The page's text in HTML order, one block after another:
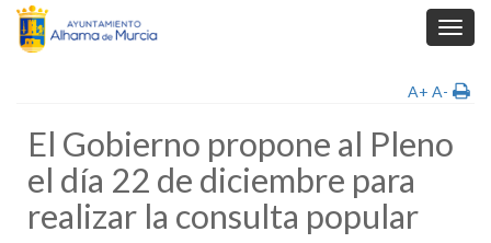
A+ A-
El Gobierno propone al Pleno
el día 22 de diciembre para
realizar la consulta popular